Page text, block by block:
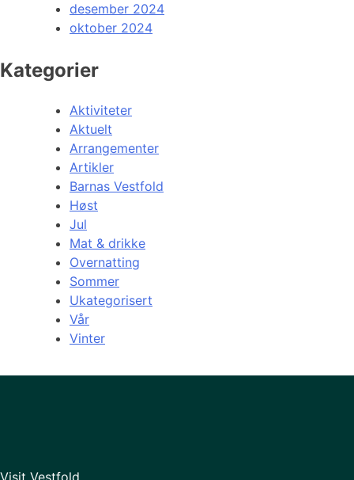
desember 2024
oktober 2024
Kategorier
Aktiviteter
Aktuelt
Arrangementer
Artikler
Barnas Vestfold
Høst
Jul
Mat & drikke
Overnatting
Sommer
Ukategorisert
Vår
Vinter